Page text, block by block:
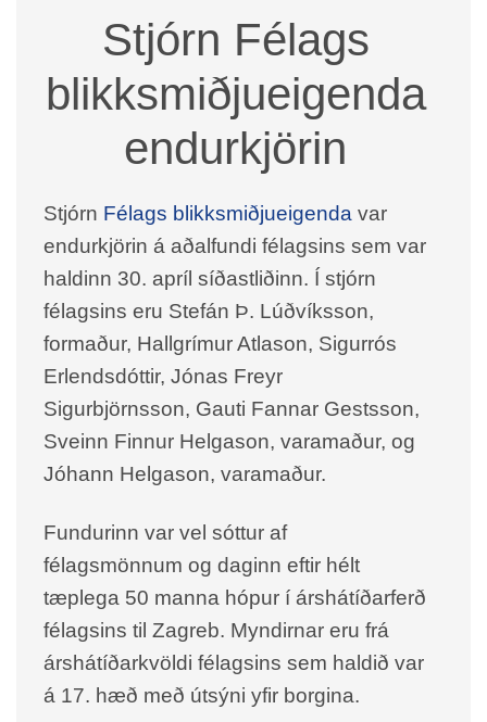
Stjórn Félags
blikksmiðjueigenda
endurkjörin
Stjórn Félags blikksmiðjueigenda var
endurkjörin á aðalfundi félagsins sem var
haldinn 30. apríl síðastliðinn. Í stjórn
félagsins eru Stefán Þ. Lúðvíksson,
formaður, Hallgrímur Atlason, Sigurrós
Erlendsdóttir, Jónas Freyr
Sigurbjörnsson, Gauti Fannar Gestsson,
Sveinn Finnur Helgason, varamaður, og
Jóhann Helgason, varamaður.
Fundurinn var vel sóttur af
félagsmönnum og daginn eftir hélt
tæplega 50 manna hópur í árshátíðarferð
félagsins til Zagreb. Myndirnar eru frá
árshátíðarkvöldi félagsins sem haldið var
á 17. hæð með útsýni yfir borgina.